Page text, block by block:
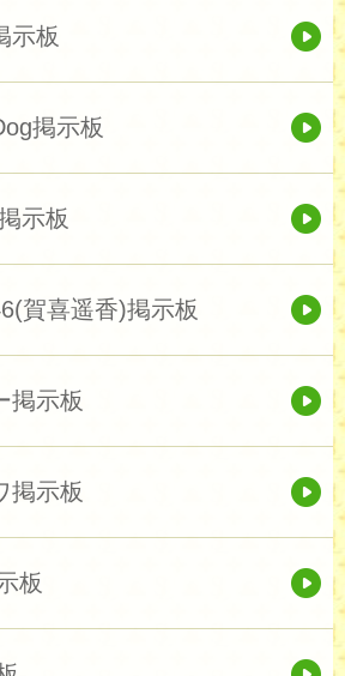
示板
掲示板
示板
賀喜遥香)掲示板
掲示板
掲示板
板